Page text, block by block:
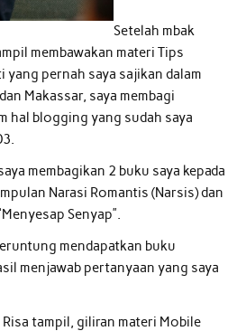
Setelah mbak
membawakan materi Tips
yang pernah saya sajikan dalam
Makassar, saya membagi
hal blogging yang sudah saya
membagikan 2 buku saya kepada
Narasi Romantis (Narsis) dan
Senyap”.
mendapatkan buku
menjawab pertanyaan yang saya
Risa tampil, giliran materi Mobile